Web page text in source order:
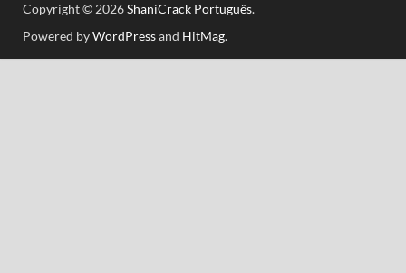
Copyright © 2026ShaniCrack Português.
Powered byWordPressand HitMag.